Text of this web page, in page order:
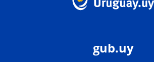
gub.uy